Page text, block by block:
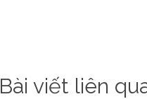
Bài viết liên